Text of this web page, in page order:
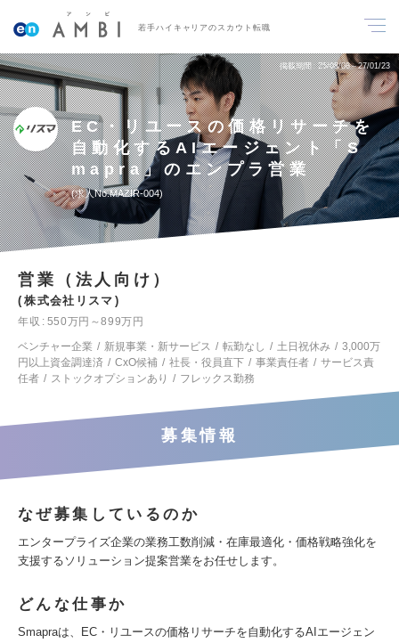
若手ハイキャリアのスカウト転職
掲載期間 25/08/08～27/01/23
EC・リユースの価格リサーチを
自動化するAIエージェント「S
mapra」のエンプラ営業
求人No.MAZIR-004
営業（法人向け）
株式会社リスマ
年収
550万円～899万円
ベンチャー企業
新規事業・新サービス 転勤なし 土日祝休み
3,000万
円以上資金調達済
CxO候補 社長・役員直下 事業責任者
サービス責
任者
ストックオプションあり フレックス勤務
募集情報
なぜ募集しているのか
エンタープライズ企業の業務工数削減・在庫最適化・価格戦略強化を
支援するソリューション提案営業をお任せします。
どんな仕事か
Smapraは、EC・リユースの価格リサーチを自動化するAIエージェン